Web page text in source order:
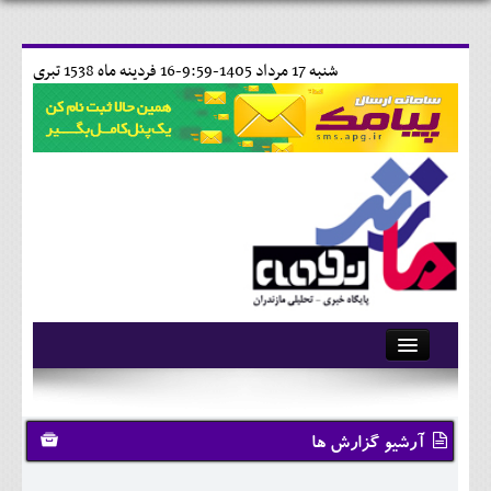
16 فردينه ماه 1538 تبری شنبه 17 مرداد 1405-9:59-
آرشیو
تماس با ما
وبلاگ
آرشیو گزارش ها